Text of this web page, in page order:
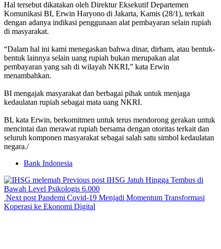
Hal tersebut dikatakan oleh Direktur Eksekutif Departemen
Komunikasi BI, Erwin Haryono di Jakarta, Kamis (28/1), terkait
dengan adanya indikasi penggunaan alat pembayaran selain rupiah
di masyarakat.
“Dalam hal ini kami menegaskan bahwa dinar, dirham, atau bentuk-
bentuk lainnya selain uang rupiah bukan merupakan alat
pembayaran yang sah di wilayah NKRI,” kata Erwin
menambahkan.
BI mengajak masyarakat dan berbagai pihak untuk menjaga
kedaulatan rupiah sebagai mata uang NKRI.
BI, kata Erwin, berkomitmen untuk terus mendorong gerakan untuk
mencintai dan merawat rupiah bersama dengan otoritas terkait dan
seluruh komponen masyarakat sebagai salah satu simbol kedaulatan
negara./
Bank Indonesia
Previous post IHSG Jatuh Hingga Tembus di
Bawah Level Psikologis 6.000
Next post Pandemi Covid-19 Menjadi Momentum Transformasi
Koperasi ke Ekonomi Digital